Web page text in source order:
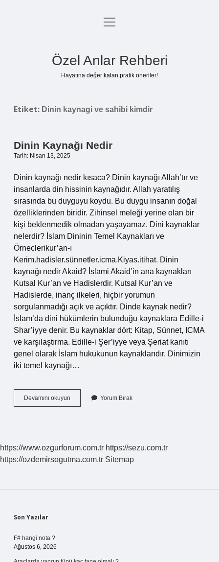
Anasayfa
menüyü
Özel Anlar Rehberi
Hayatına değer katan pratik öneriler!
Etiket: Dinin kaynagi ve sahibi kimdir
Dinin Kaynağı Nedir
Tarih: Nisan 13, 2025
Dinin kaynağı nedir kısaca? Dinin kaynağı Allah’tır ve
insanlarda din hissinin kaynağıdır. Allah yaratılış
sırasında bu duyguyu koydu. Bu duygu insanın doğal
özelliklerinden biridir. Zihinsel meleği yerine olan bir
kişi beklenmedik olmadan yaşayamaz. Dini kaynaklar
nelerdir? İslam Dininin Temel Kaynakları ve
Örneclerikur’an-ı
Kerim.hadisler.sünnetler.icma.Kiyas.itihat. Dinin
kaynağı nedir Akaid? İslami Akaid’in ana kaynakları
Kutsal Kur’an ve Hadislerdir. Kutsal Kur’an ve
Hadislerde, inanç ilkeleri, hiçbir yorumun
sorgulanmadığı açık ve açıktır. Dinde kaynak nedir?
İslam’da dini hükümlerin bulunduğu kaynaklara Edille-i
Shar’iyye denir. Bu kaynaklar dört: Kitap, Sünnet, ICMA
ve karşılaştırma. Edille-i Şer’iyye veya Şeriat kanıtı
genel olarak İslam hukukunun kaynaklarıdır. Dinimizin
iki temel kaynağı…
Devamını okuyun
Kaynağı
Yorum Bırak
https://www.ozgurforum.com.tr https://sezu.com.tr
https://ozdemirsogutma.com.tr Sitemap
Sidebar
Son Yazılar
F# hangi nota ?
Ağustos 6, 2026